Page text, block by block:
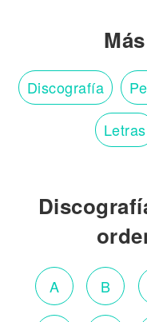
Discografía
Letras
A B